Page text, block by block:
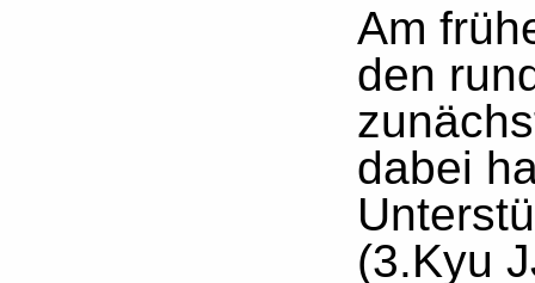
Am
den
dabei
(3.Kyu